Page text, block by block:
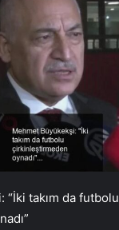
takım da futbolu